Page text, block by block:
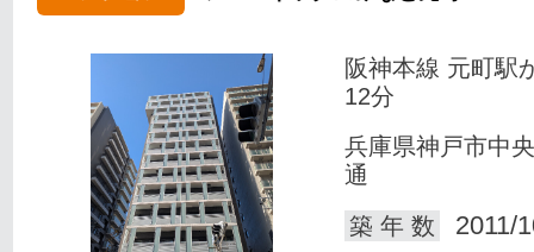
阪神本線 元町駅
12分
兵庫県神戸市中
通
築 年 数
2011/